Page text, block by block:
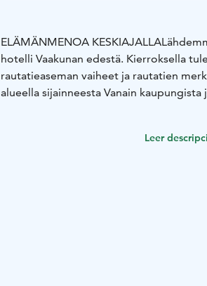
ELÄMÄNMENOA KESKIAJALLA
hotelli Vaakunan edestä. Kierroksella
rautatieaseman vaiheet ja rautatien
alueella sijainneesta Vanain
keskiaikaisen linnan ja VanhanLeer